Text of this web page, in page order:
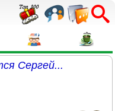
Сергей...